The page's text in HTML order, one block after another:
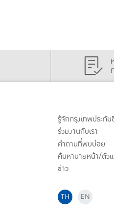
รู้จักกรุงเทพประกัน
ร่วมงานกับเรา
คำถามที่พบบ่อย
ค้นหานายหน้า/ตัว
ข่าว
TH EN